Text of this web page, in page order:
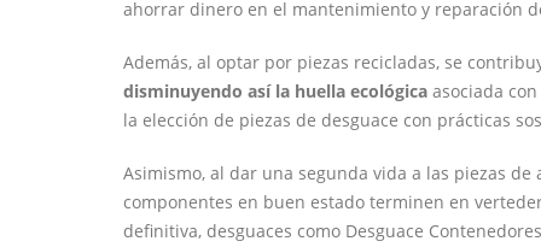
ahorrar dinero en el mantenimiento y reparación
Además, al optar por piezas recicladas, se
disminuyendo así la huella ecológica asociada
la elección de piezas de desguace con prácticas
Asimismo, al dar una segunda vida a las piezas de
componentes en buen estado terminen en
definitiva, desguaces como Desguace